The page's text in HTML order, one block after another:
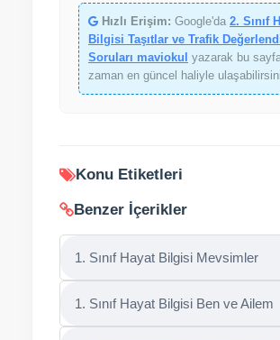
Hızlı Erişim: Google'da 2. Sınıf
Bilgisi Taşıtlar ve Trafik
Soruları maviokul yazarak bu
zaman en güncel haliyle
Konu Etiketleri
Benzer İçerikler
1. Sınıf Hayat Bilgisi Mevsimler
1. Sınıf Hayat Bilgisi Ben ve Ailem